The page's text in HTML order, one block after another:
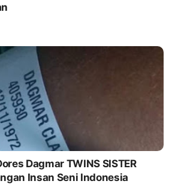
Dagmar TWINS SISTER
Insan Seni Indonesia